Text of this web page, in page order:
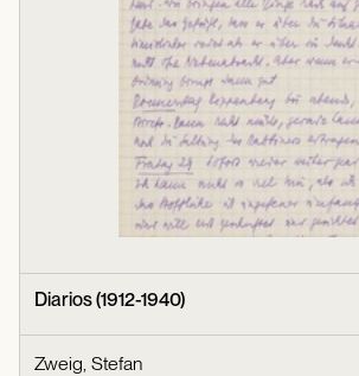
Diarios (1912-1940)
Zweig, Stefan